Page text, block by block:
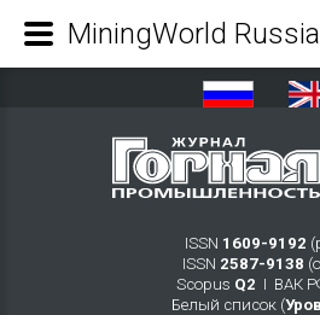
ISSN 1609-9192
ISSN 2587-9138
Scopus Q2 Ι ВАК
Белый список (